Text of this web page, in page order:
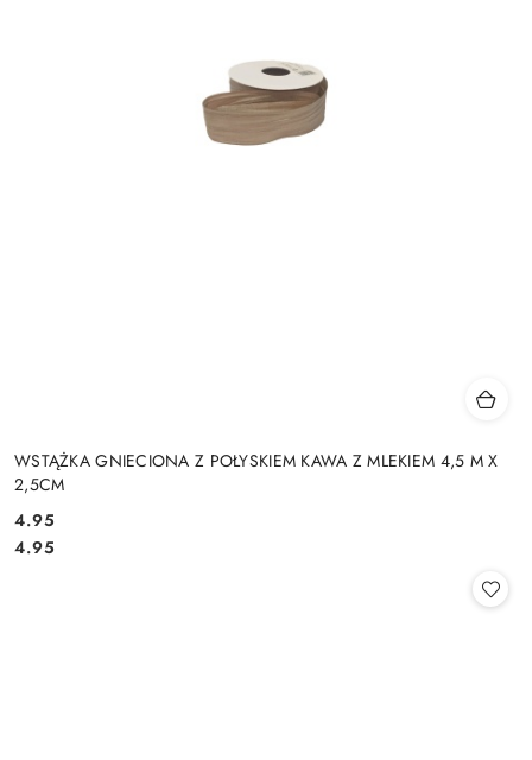
WSTĄŻKA GNIECIONA Z POŁYSKIEM KAWA Z MLEKIEM 4,5 M X
2,5CM
Cena:
4.95
Cena:
4.95